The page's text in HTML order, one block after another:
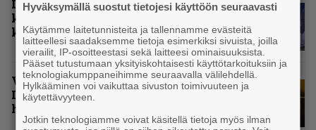
Inferno valitsi vuoden 2025
kovimmat levyt – tässä kotimaan
kärkikymmenikkö
Vuoden 2024 raskaimmat – tässä
Infernon toimituskunnan
henkilökohtaiset kärkiviisikot
Hyväksymällä suostut tietojesi käyttöön seuraavasti
Käytämme laitetunnisteita ja tallennamme evästeitä
laitteellesi saadaksemme tietoja esimerkiksi sivuista, joilla
vierailit, IP-osoitteestasi sekä laitteesi ominaisuuksista.
Pääset tutustumaan yksityiskohtaisesti käyttötarkoituksiin ja
teknologiakumppaneihimme seuraavalla välilehdellä.
Hylkääminen voi vaikuttaa sivuston toimivuuteen ja
käytettävyyteen.
Jotkin teknologiamme voivat käsitellä tietoja myös ilman